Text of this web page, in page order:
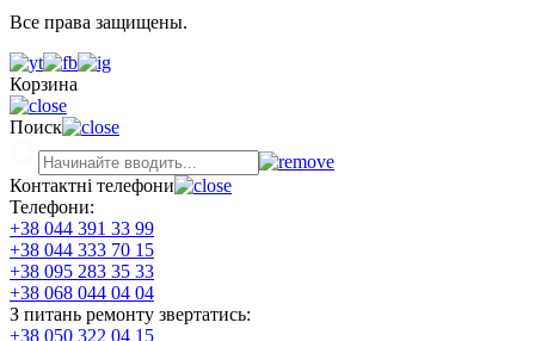
Все права защищены.
Корзина
Поиск
Контактні телефони
Телефони:
+38 044 391 33 99
+38 044 333 70 15
+38 095 283 35 33
+38 068 044 04 04
З питань ремонту звертатись:
+38 050 322 04 15